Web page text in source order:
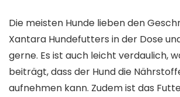
Die meisten Hunde lieben den
Xantara Hundefutters in der Dose
gerne. Es ist auch leicht verdaulich,
beiträgt, dass der Hund die
aufnehmen kann. Zudem ist das